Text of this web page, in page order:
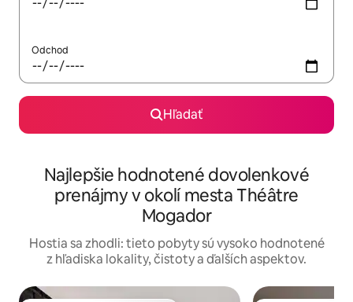
Odchod
Hľadať
Najlepšie hodnotené dovolenkové
prenájmy v okolí mesta Théâtre
Mogador
Hostia sa zhodli: tieto pobyty sú vysoko hodnotené
z hľadiska lokality, čistoty a ďalších aspektov.